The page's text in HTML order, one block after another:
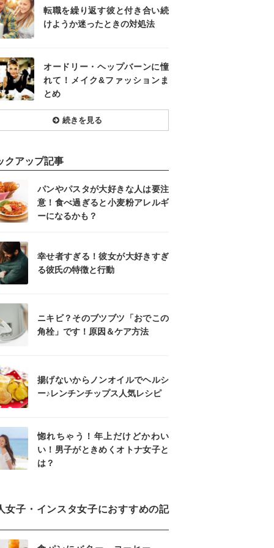
転職を繰り返す彼と付き合い続
けようか迷ったときの対処法
オードリー・ヘップバーンに憧
れて！メイク&ファッションま
とめ
続きを見る
クアップ記事
パンやパスタが大好きな人は要注
意！食べ過ぎると小麦粉アレルギ
ーになるかも？
幸せ者すぎる！彼女が大好きすぎ
る彼氏の特徴と行動
ニキビ？そのブツブツ「おでこの
角栓」です！原因＆ケア方法
揚げないからノンオイルでヘルシ
ー♪レンチンチップス人気レシピ
惚れちゃう！年上だけどかわい
い！男子がときめくオトナ女子と
は？
女子・インスタ女子におすすめの記